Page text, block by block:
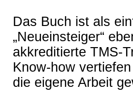
Das Buch ist als
„Neueinsteiger“
akkreditierte TMS-
Know-how
die eigene Arbeit